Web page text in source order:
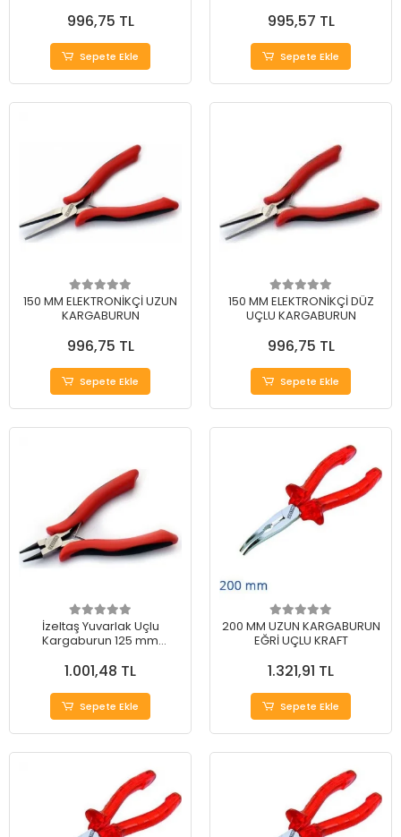
996,75 TL
Sepete Ekle
995,57 TL
Sepete Ekle
150 MM ELEKTRONİKÇİ UZUN
KARGABURUN
996,75 TL
Sepete Ekle
150 MM ELEKTRONİKÇİ DÜZ
UÇLU KARGABURUN
996,75 TL
Sepete Ekle
İzeltaş Yuvarlak Uçlu
Kargaburun 125 mm
1.001,48 TL
Sepete Ekle
200 MM UZUN KARGABURUN
EĞRİ UÇLU KRAFT
1.321,91 TL
Sepete Ekle